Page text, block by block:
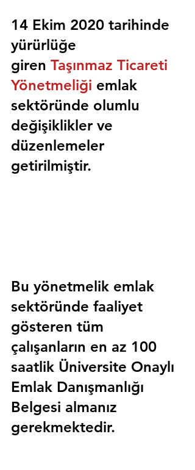
14 Ekim 2020 tarihinde
yürürlüğe
giren Taşınmaz Ticareti
Yönetmeliği emlak
sektöründe olumlu
değişiklikler ve
düzenlemeler
getirilmiştir.
Bu yönetmelik emlak
sektöründe faaliyet
gösteren tüm
çalışanların en az 100
saatlik Üniversite Onaylı
Emlak Danışmanlığı
Belgesi almanız
gerekmektedir.